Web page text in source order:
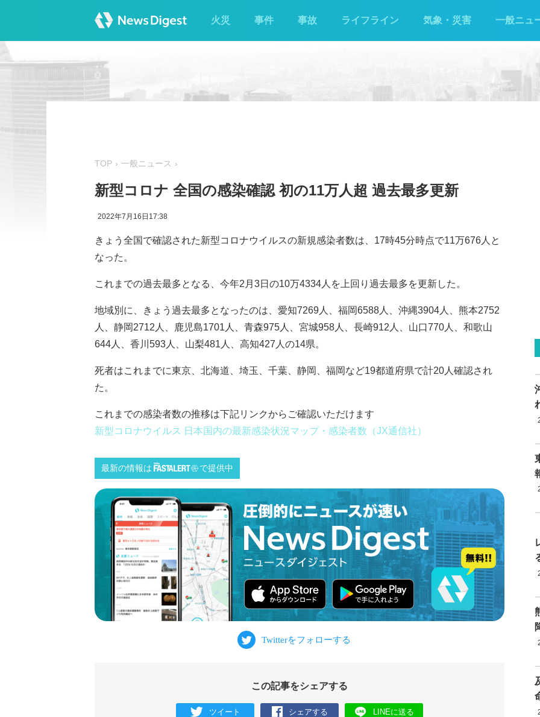
火災 事件 事故 ライフライン 気象・災害 一般ニュ
TOP 一般ニュース
新型コロナ 全国の感染確認 初の11万人超 過去最多更新
2022年7月16日17:38
きょう全国で確認された新型コロナウイルスの新規感染者数は、17時45分時点で11万676人と
なった。
これまでの過去最多となる、今年2月3日の10万4334人を上回り過去最多を更新した。
地域別に、きょう過去最多となったのは、愛知7269人、福岡6588人、沖縄3904人、熊本2752
人、静岡2712人、鹿児島1701人、青森975人、宮城958人、長崎912人、山口770人、和歌山
644人、香川593人、山梨481人、高知427人の14県。
死者はこれまでに東京、北海道、埼玉、千葉、静岡、福岡など19都道府県で計20人確認され
た。
これまでの感染者数の推移は下記リンクからご確認いただけます
新型コロナウイルス 日本国内の最新感染状況マップ・感染者数（JX通信社）
最新の情報は で提供中
この記事をシェアする
ツイート シェアする LINEに送る